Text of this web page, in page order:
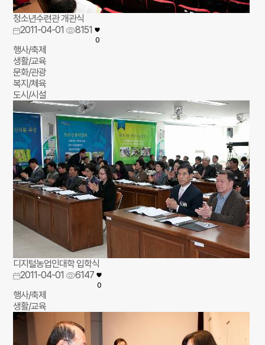
청소년수련관 개관식
2011-04-01
8151
0
행사/축제
생활/교육
문화/관광
복지/체육
도시/시설
디지털농업인대학 입학식
2011-04-01
6147
0
행사/축제
생활/교육